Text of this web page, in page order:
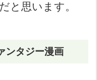
と思います。
ンタジー漫画